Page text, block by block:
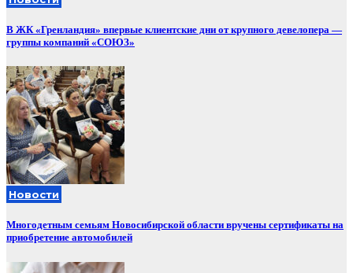
В ЖК «Гренландия» впервые клиентские дни от крупного девелопера —
группы компаний «СОЮЗ»
Новости
Многодетным семьям Новосибирской области вручены сертификаты на
приобретение автомобилей